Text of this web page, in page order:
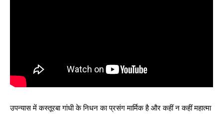
उपन्यास में कस्तूरबा गांधी के निधन का प्रसंग मार्मिक है और कहीं न कहीं महात्मा